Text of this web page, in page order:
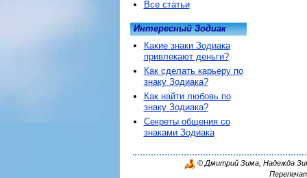
Все статьи
Интересный Зодиак
Какие знаки Зодиака
привлекают деньги?
Как сделать карьеру по
знаку Зодиака?
Как найти любовь по
знаку Зодиака?
Секреты общения со
знаками Зодиака
© Дмитрий Зима, Надежда